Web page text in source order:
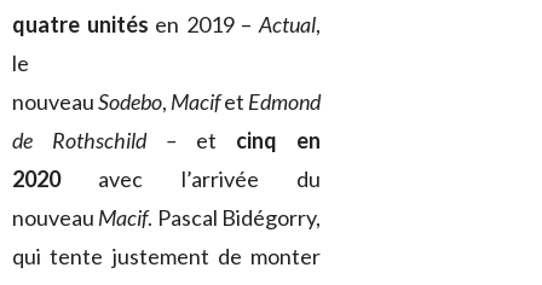
quatre unités en 2019 –Actual,
le
nouveauSodebo, Macifet Edmond
de Rothschild – et cinq en
2020avec l’arrivée du
nouveau Macif. Pascal Bidégorry,
qui tente justement de monter